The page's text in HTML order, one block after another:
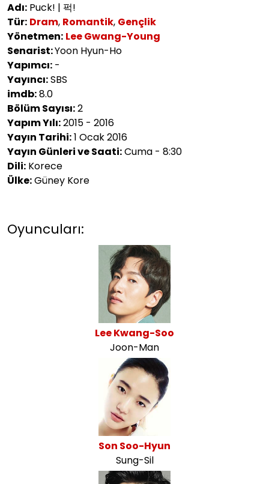
Adı:‎ Puck! | 퍽!
Tür: Dram, Romantik, Gençlik
Yönetmen: Lee Gwang-Young
Senarist:Yoon Hyun-Ho
Yapımcı: -
Yayıncı:SBS
imdb:8.0
Bölüm Sayısı:2
Yapım Yılı:2015 - 2016
Yayın Tarihi:1 Ocak 2016
Yayın Günleri ve Saati:Cuma - 8:30
Dili: Korece
Ülke:Güney Kore
Oyuncuları:
Lee Kwang-Soo
Joon-Man
Son Soo-Hyun
Sung-Sil